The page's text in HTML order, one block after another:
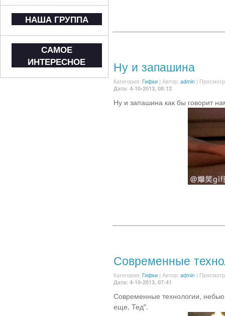
Ну и запашина
Категория: Гифки | Автор: admin |
Дата: 4-10-2013, 08:12
Ну и запашина как бы говорит
Современные
Категория: Гифки | Автор: admin |
Дата: 4-10-2013, 07:41
Современные технологии,
еще, Тед".
НАША ГРУППА
САМОЕ
ИНТЕРЕСНОЕ